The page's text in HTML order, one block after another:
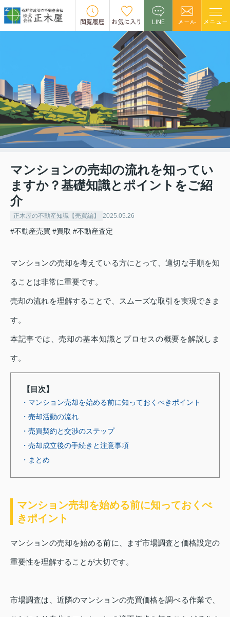
閲覧履歴 お気に入り LINE メール メニュー
マンションの売却の流れを知ってい
ますか？基礎知識とポイントをご紹
介
正木屋の不動産知識【売買編】 2025.05.26
#不動産売買 #買取 #不動産査定
マンションの売却を考えている方にとって、適切な手順を知
ることは非常に重要です。
売却の流れを理解することで、スムーズな取引を実現できま
す。
本記事では、売却の基本知識とプロセスの概要を解説しま
す。
【目次】
・マンション売却を始める前に知っておくべきポイント
・売却活動の流れ
・売買契約と交渉のステップ
・売却成立後の手続きと注意事項
・まとめ
マンション売却を始める前に知っておくべ
きポイント
マンションの売却を始める前に、まず市場調査と価格設定の
重要性を理解することが大切です。
市場調査は、近隣のマンションの売買価格を調べる作業で、